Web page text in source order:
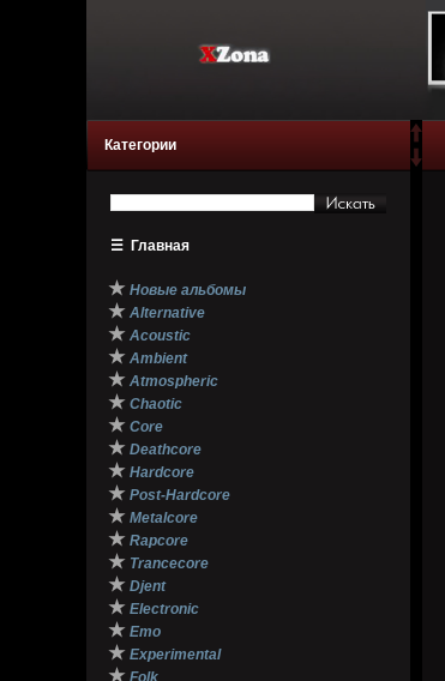
Категории
☰ Главная
★ Новые альбомы
★ Alternative
★ Acoustic
★ Ambient
★ Atmospheric
★ Chaotic
★ Core
★ Deathcore
★ Hardcore
★ Post-Hardcore
★ Metalcore
★ Rapcore
★ Trancecore
★ Djent
★ Electronic
★ Emo
★ Experimental
★ Folk